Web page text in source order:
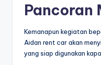
Pancoran
Kemanapun kegiatan
Aidan rent car akan
yang siap digunakan